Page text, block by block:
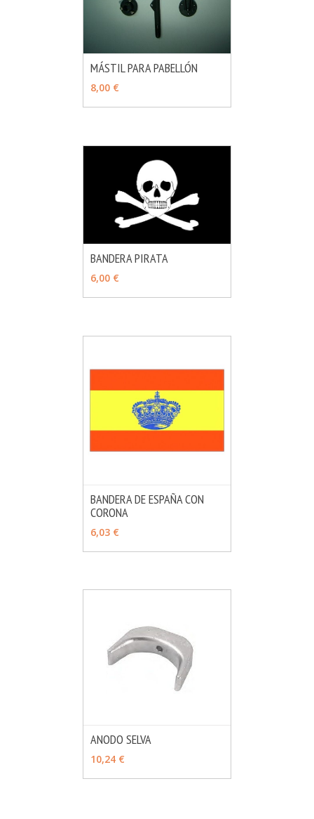
MÁSTIL PARA PABELLÓN
8,00 €
BANDERA PIRATA
6,00 €
VER OPCIONES
BANDERA DE ESPAÑA CON
CORONA
6,03 €
ANODO SELVA
10,24 €